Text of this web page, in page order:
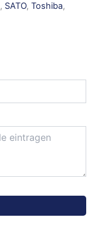
, SATO, Toshiba,